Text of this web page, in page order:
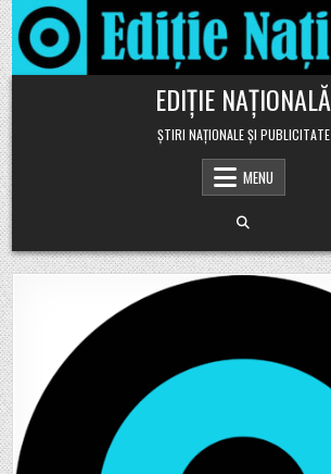
Skip to content
EDIȚIE NAȚIONALĂ
ȘTIRI NAȚIONALE ȘI PUBLICITATE
MENU